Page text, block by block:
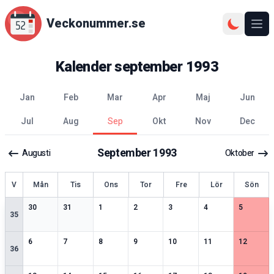
Veckonummer.se
Kalenderseptember 1993
jan feb mar apr maj
jun
jul
aug sep okt nov dec
Augusti September1993 Oktober
Vecka Mån Tis Ons Tor Fre Lör Sön
35
30
2speciella datum
31
2speciella datum
12 speciella datum
2
2speciella datum
3
2speciella datum
4
1speciella datum
5
2
36
6
2speciella datum
7
2speciella datum
8
2speciella datum
9
2speciella datum
10
2speciella datum
11
2speciella datum
12
2